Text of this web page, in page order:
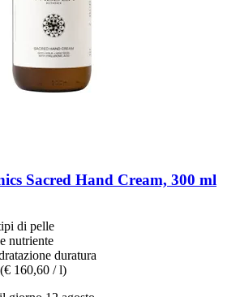
Sacred Hand Cream, 300 ml
di pelle
nutriente
duratura
(€ 160,60 / l)